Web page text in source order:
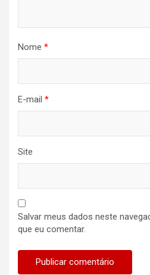
Nome *
E-mail *
Site
Salvar meus dados neste
que eu comentar.